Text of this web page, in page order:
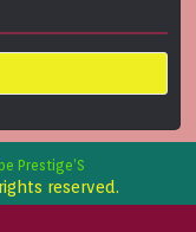
Prestige’S
reserved.